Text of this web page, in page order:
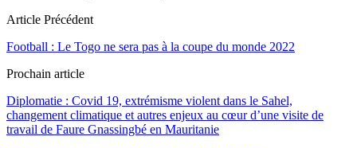
Article Précédent
Football : Le Togo ne sera pas à la coupe du monde 2022
Prochain article
Diplomatie : Covid 19, extrémisme violent dans le Sahel,
changement climatique et autres enjeux au cœur d’une visite de
travail de Faure Gnassingbé en Mauritanie